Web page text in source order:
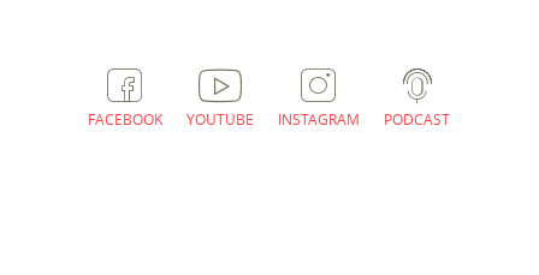
FACEBOOK YOUTUBE INSTAGRAM PODCAST